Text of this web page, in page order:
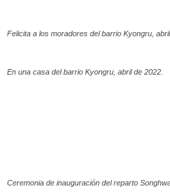
Felicita a los moradores del barrio Kyongru, abril
En una casa del barrio Kyongru, abril de 2022.
Ceremonia de inauguración del reparto